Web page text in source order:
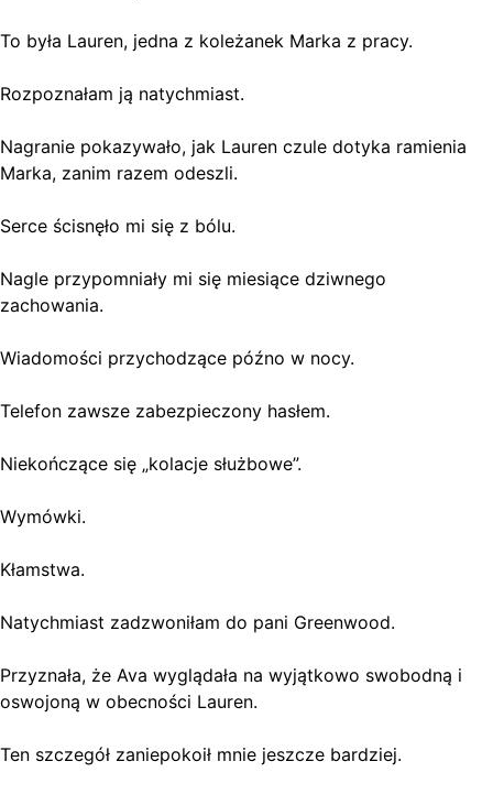
To była Lauren, jedna z koleżanek Marka z pracy.
Rozpoznałam ją natychmiast.
Nagranie pokazywało, jak Lauren czule dotyka ramienia
Marka, zanim razem odeszli.
Serce ścisnęło mi się z bólu.
Nagle przypomniały mi się miesiące dziwnego
zachowania.
Wiadomości przychodzące późno w nocy.
Telefon zawsze zabezpieczony hasłem.
Niekończące się „kolacje służbowe”.
Wymówki.
Kłamstwa.
Natychmiast zadzwoniłam do pani Greenwood.
Przyznała, że Ava wyglądała na wyjątkowo swobodną i
oswojoną w obecności Lauren.
Ten szczegół zaniepokoił mnie jeszcze bardziej.